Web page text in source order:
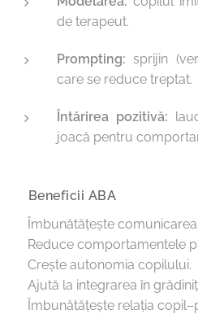
de terapeut.
Prompting: sprijin
care se reduce treptat.
Întărirea pozitivă:
joacă pentru
🔹 Beneficii ABA
✅ Îmbunătățește
✅ Reduce comportamentele
✅ Crește autonomia copilului.
✅ Ajută la integrarea în
✅ Îmbunătățește relația